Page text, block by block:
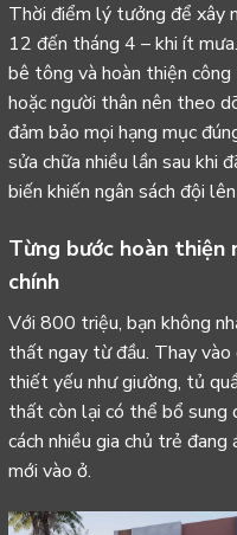
Thời điểm lý tưởng để xây
12 đến tháng 4 – khi ít
bê tông và hoàn thiện công
hoặc người thân nên theo
đảm bảo mọi hạng mục
sửa chữa nhiều lần sau khi
biến khiến ngân sách đội
Từng bước hoàn
chính
Với 800 triệu, bạn không
thấtngay từ đầu. Thay vào
thiết yếu như giường, tủ
thất còn lại có thể bổ sung
cách nhiều gia chủ trẻ
mới vào ở.